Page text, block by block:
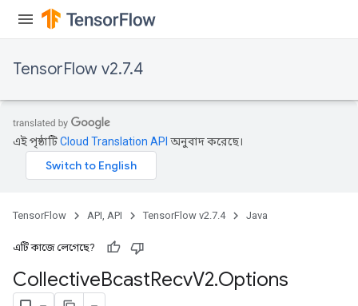
TensorFlow v2.7.4
এই পৃষ্ঠাটিCloud Translation API অনুবাদ করেছে।
TensorFlow API, API TensorFlow v2.7.4 Java
এটি কাজে লেগেছে?
CollectiveBcastRecvV2.Options